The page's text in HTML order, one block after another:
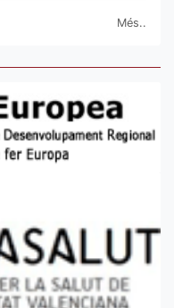
Més..